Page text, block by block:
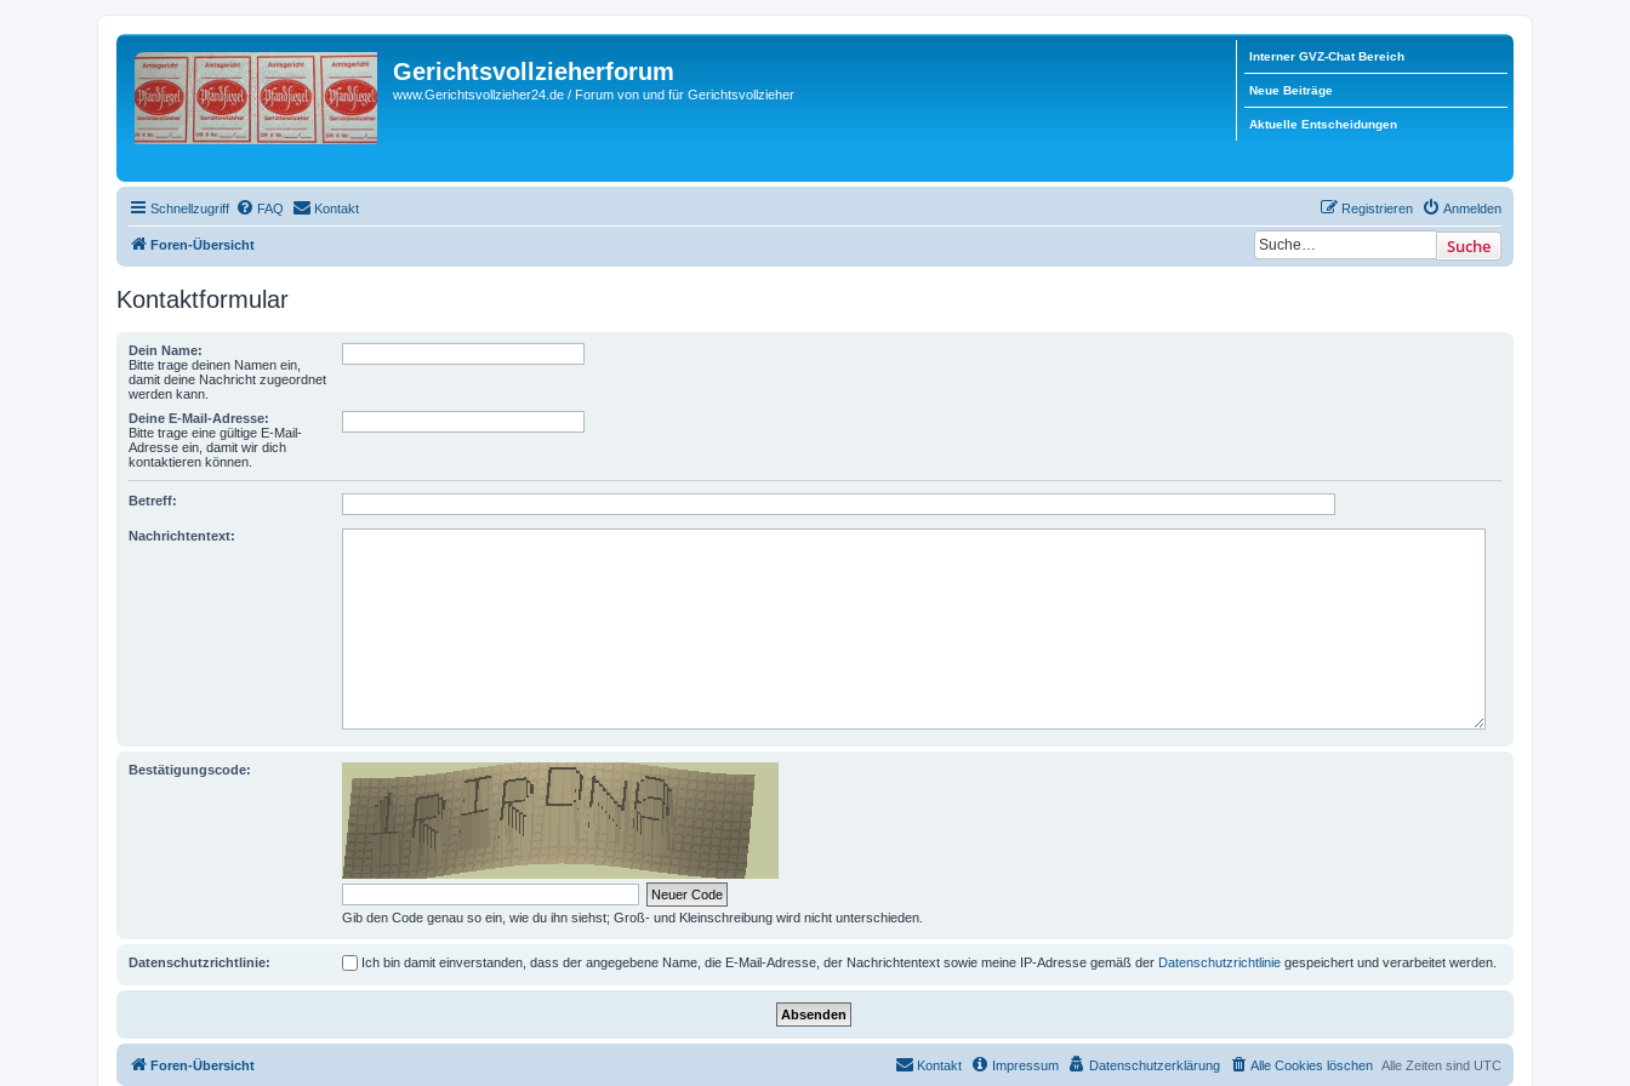
Gerichtsvollzieherforum
www.Gerichtsvollzieher24.de / Forum von und für Gerichtsvollzieher
Interner GVZ-Chat Bereich
Neue Beiträge
Aktuelle Entscheidungen
Schnellzugriff FAQ Kontakt Anmelden
Registrieren
Foren-Übersicht Suche
Kontaktformular
Dein Name:
Bitte trage deinen Namen ein,
damit deine Nachricht zugeordnet
werden kann.
Deine E-Mail-Adresse:
Bitte trage eine gültige E-Mail-
Adresse ein, damit wir dich
kontaktieren können.
Betreff:
Nachrichtentext:
Bestätigungscode:
Gib den Code genau so ein, wie du ihn siehst; Groß- und Kleinschreibung wird nicht unterschieden.
Datenschutzrichtlinie: Ich bin damit einverstanden, dass der angegebene Name, die E-Mail-Adresse, der Nachrichtentext sowie meine IP-Adresse gemäß der Datenschutzrichtlinie gespeichert und verarbeitet werden.
Foren-Übersicht Alle Zeiten sind UTC
Alle Cookies löschen
Datenschutzerklärung
Impressum
Kontakt